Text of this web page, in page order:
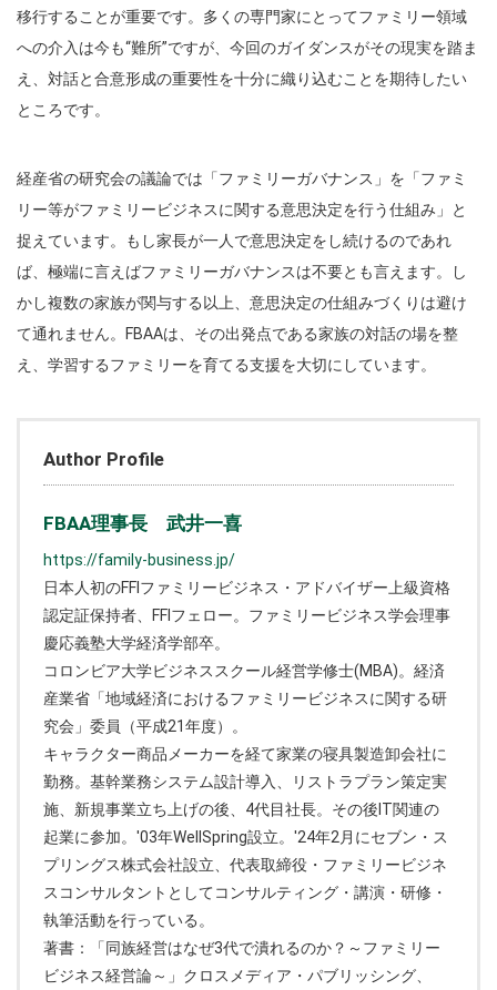
移行することが重要です。多くの専門家にとってファミリー領域
への介入は今も“難所”ですが、今回のガイダンスがその現実を踏ま
え、対話と合意形成の重要性を十分に織り込むことを期待したい
ところです。
経産省の研究会の議論では「ファミリーガバナンス」を「ファミ
リー等がファミリービジネスに関する意思決定を行う仕組み」と
捉えています。もし家長が一人で意思決定をし続けるのであれ
ば、極端に言えばファミリーガバナンスは不要とも言えます。し
かし複数の家族が関与する以上、意思決定の仕組みづくりは避け
て通れません。FBAAは、その出発点である家族の対話の場を整
え、学習するファミリーを育てる支援を大切にしています。
Author Profile
FBAA理事長 武井一喜
https://family-business.jp/
日本人初のFFIファミリービジネス・アドバイザー上級資格
認定証保持者、FFIフェロー。ファミリービジネス学会理事
慶応義塾大学経済学部卒。
コロンビア大学ビジネススクール経営学修士(MBA)。経済
産業省「地域経済におけるファミリービジネスに関する研
究会」委員（平成21年度）。
キャラクター商品メーカーを経て家業の寝具製造卸会社に
勤務。基幹業務システム設計導入、リストラプラン策定実
施、新規事業立ち上げの後、4代目社長。その後IT関連の
起業に参加。'03年WellSpring設立。'24年2月にセブン・ス
プリングス株式会社設立、代表取締役・ファミリービジネ
スコンサルタントとしてコンサルティング・講演・研修・
執筆活動を行っている。
著書：「同族経営はなぜ3代で潰れるのか？～ファミリー
ビジネス経営論～」クロスメディア・パブリッシング、